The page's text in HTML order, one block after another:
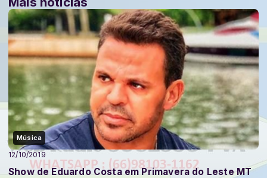
Música
12/10/2019
Show de Eduardo Costa em Primavera do Leste MT